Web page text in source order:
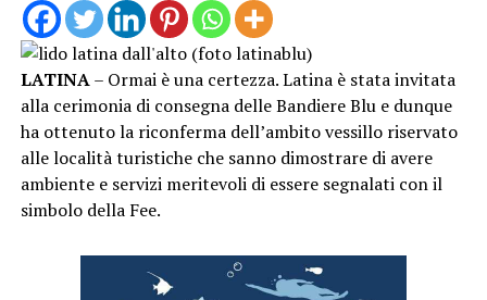
LATINA– Ormai è una certezza. Latina è stata invitata
alla cerimonia di consegna delle Bandiere Blu e dunque
ha ottenuto la riconferma dell’ambito vessillo riservato
alle località turistiche che sanno dimostrare di avere
ambiente e servizi meritevoli di essere segnalati con il
simbolo della Fee.